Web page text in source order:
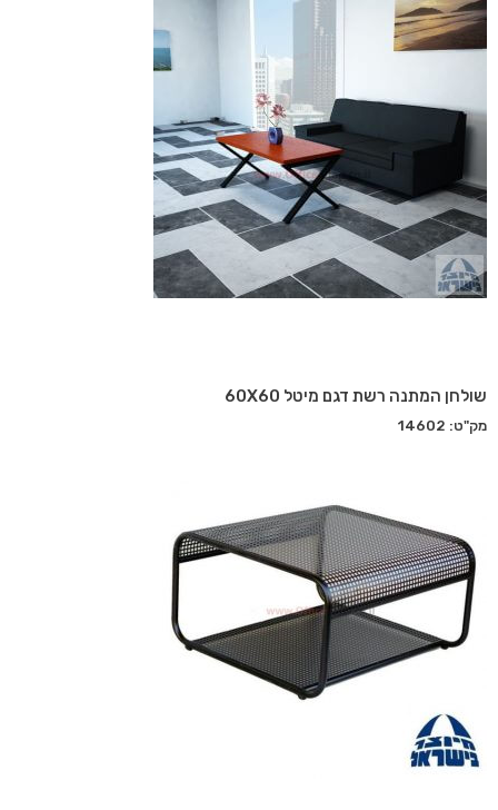
שולחן המתנה רשת דגם מיטל 60X60
מק"ט: 14602